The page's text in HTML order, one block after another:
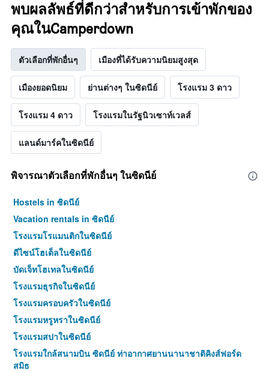
พบผลลัพธ์ที่ดีกว่าสำหรับการเข้าพักของ
คุณในCamperdown
ตัวเลือกที่พักอื่นๆ เมืองที่ได้รับความนิยมสูงสุด
เมืองยอดนิยม ย่านต่างๆ ในซิดนีย์ โรงแรม 3 ดาว
โรงแรม 4 ดาว โรงแรมในรัฐนิวเซาท์เวลส์
แลนด์มาร์คในซิดนีย์
พิจารณาตัวเลือกที่พักอื่นๆ ในซิดนีย์
Hostels in ซิดนีย์
Vacation rentals in ซิดนีย์
โรงแรมโรแมนติกในซิดนีย์
ดีไซน์โฮเต็ลในซิดนีย์
บัดเจ็ทโฮเทลในซิดนีย์
โรงแรมธุรกิจในซิดนีย์
โรงแรมครอบครัวในซิดนีย์
โรงแรมหรูหราในซิดนีย์
โรงแรมสปาในซิดนีย์
โรงแรมใกล้สนามบิน ซิดนีย์ ท่าอากาศยานนานาชาติคิงส์ฟอร์ด
สมิธ